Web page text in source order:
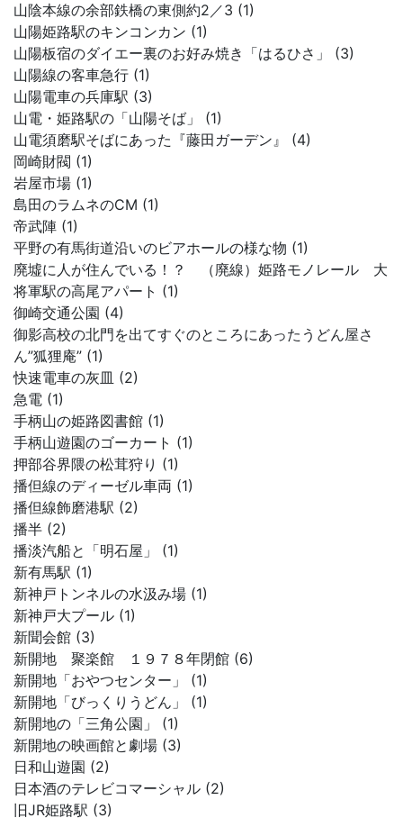
山陰本線の余部鉄橋の東側約2／3 (1)
山陽姫路駅のキンコンカン (1)
山陽板宿のダイエー裏のお好み焼き「はるひさ」 (3)
山陽線の客車急行 (1)
山陽電車の兵庫駅 (3)
山電・姫路駅の「山陽そば」 (1)
山電須磨駅そばにあった『藤田ガーデン』 (4)
岡崎財閥 (1)
岩屋市場 (1)
島田のラムネのCM (1)
帝武陣 (1)
平野の有馬街道沿いのビアホールの様な物 (1)
廃墟に人が住んでいる！？ （廃線）姫路モノレール 大
将軍駅の高尾アパート (1)
御崎交通公園 (4)
御影高校の北門を出てすぐのところにあったうどん屋さ
ん”狐狸庵” (1)
快速電車の灰皿 (2)
急電 (1)
手柄山の姫路図書館 (1)
手柄山遊園のゴーカート (1)
押部谷界隈の松茸狩り (1)
播但線のディーゼル車両 (1)
播但線飾磨港駅 (2)
播半 (2)
播淡汽船と「明石屋」 (1)
新有馬駅 (1)
新神戸トンネルの水汲み場 (1)
新神戸大プール (1)
新聞会館 (3)
新開地 聚楽館 １９７８年閉館 (6)
新開地「おやつセンター」 (1)
新開地「びっくりうどん」 (1)
新開地の「三角公園」 (1)
新開地の映画館と劇場 (3)
日和山遊園 (2)
日本酒のテレビコマーシャル (2)
旧JR姫路駅 (3)